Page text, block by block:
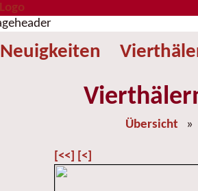
Neuigkeiten
Übersicht
[<<] [<]